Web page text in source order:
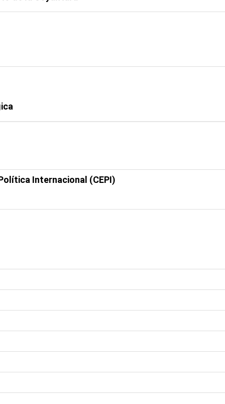
Internacional (CEPI)